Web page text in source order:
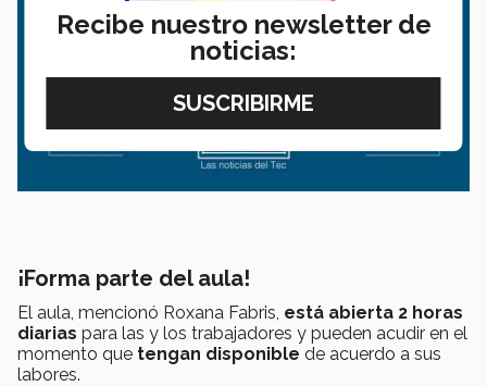
¡Forma parte del aula!
El aula, mencionó Roxana Fabris, está abierta 2 horas
diarias para las y los trabajadores y pueden acudir en el
momento que tengan disponible de acuerdo a sus
labores.
Recibe nuestro newsletter de
noticias: